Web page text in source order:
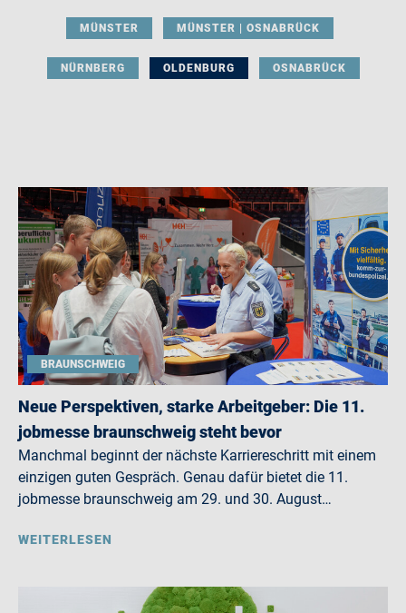
MÜNSTER MÜNSTER | OSNABRÜCK
NÜRNBERG OLDENBURG OSNABRÜCK
BRAUNSCHWEIG
Neue Perspektiven, starke Arbeitgeber: Die 11.
jobmesse braunschweig steht bevor
Manchmal beginnt der nächste Karriereschritt mit einem
einzigen guten Gespräch. Genau dafür bietet die 11.
jobmesse braunschweig am 29. und 30. August…
WEITERLESEN